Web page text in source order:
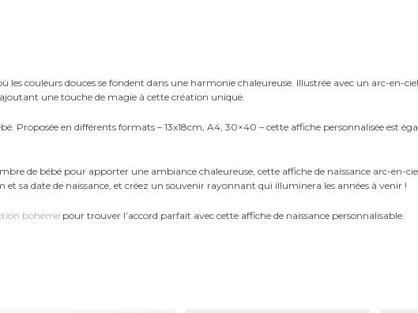
couleurs douces se fondent dans une harmonie chaleureuse. Illustrée avec un arc-en-
une touche de magie à cette création unique.
Proposée en différents formats – 13x18cm, A4, 30×40 – cette affiche personnalisée est
de bébé pour apporter une ambiance chaleureuse, cette affiche de naissance arc-en-
sa date de naissance, et créez un souvenir rayonnant qui illuminera les années à venir !
bohème pour trouver l’accord parfait avec cette affiche de naissance personnalisable.